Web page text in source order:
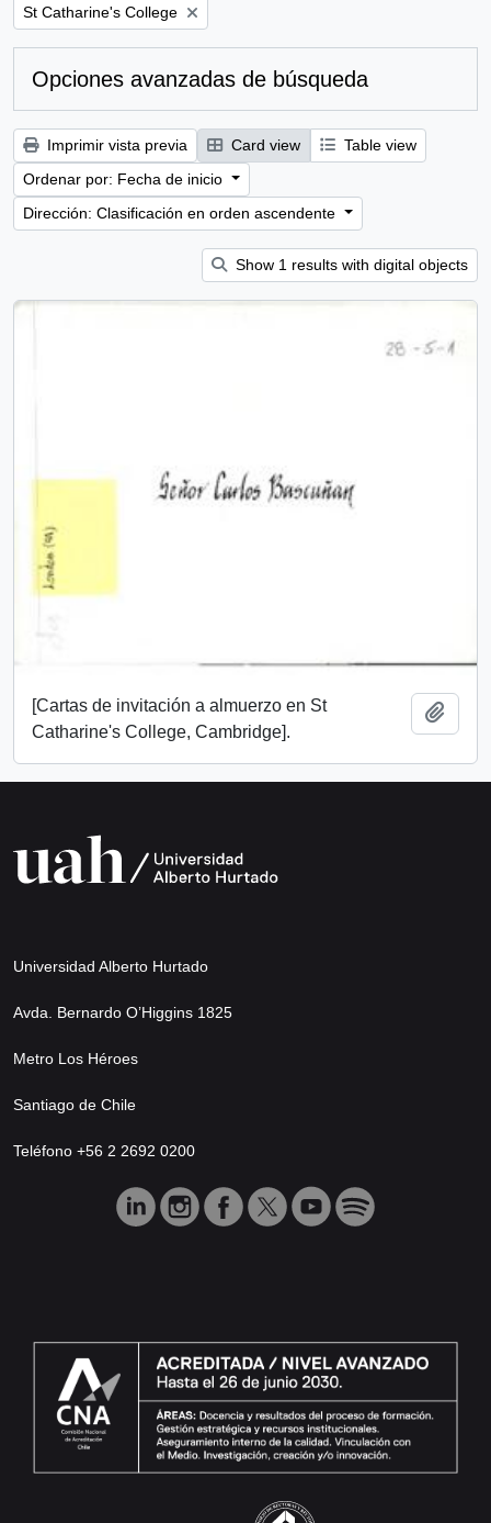
Remove filter:
St Catharine's College
Opciones avanzadas de búsqueda
Imprimir vista previa Card view
Table view
Ordenar por: Fecha de inicio
Dirección: Clasificación en orden ascendente
Show 1 results with digital objects
[Cartas de invitación a almuerzo en St
Catharine's College, Cambridge].
Universidad Alberto Hurtado
Avda. Bernardo O’Higgins 1825
Metro Los Héroes
Santiago de Chile
Teléfono +56 2 2692 0200